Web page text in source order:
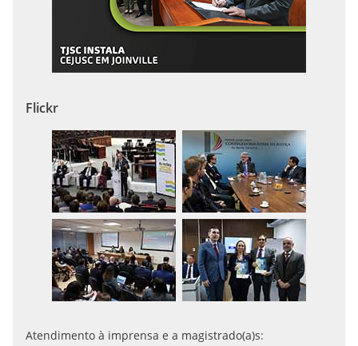
Flickr
Atendimento à imprensa e a magistrado(a)s: